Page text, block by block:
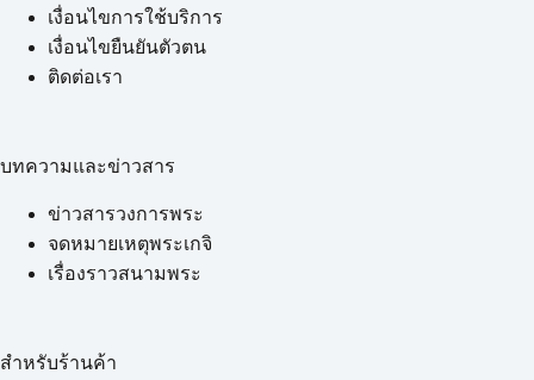
เงื่อนไขการใช้บริการ
เงื่อนไขยืนยันตัวตน
ติดต่อเรา
บทความและข่าวสาร
ข่าวสารวงการพระ
จดหมายเหตุพระเกจิ
เรื่องราวสนามพระ
สำหรับร้านค้า